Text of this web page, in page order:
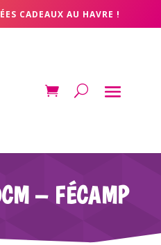
CADEAUX AU HAVRE !
– FÉCAMP